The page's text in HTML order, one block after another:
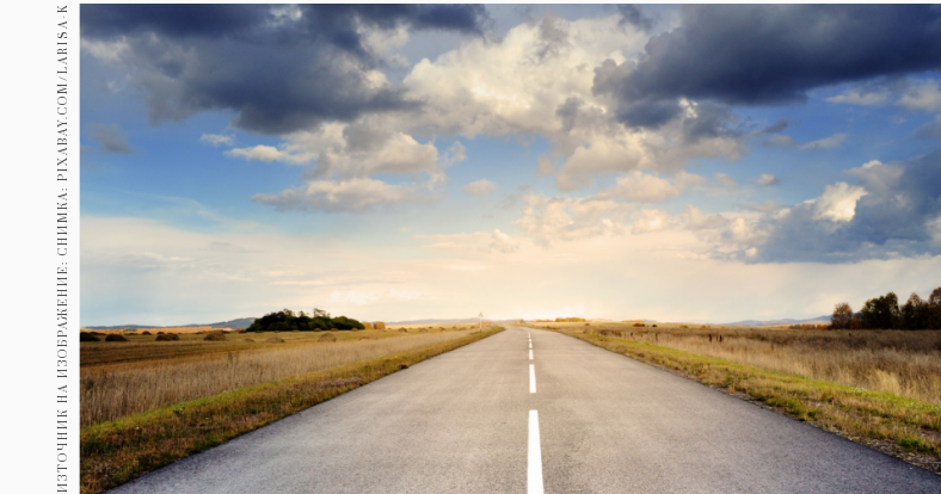
Пътувай
237
Здраве
Gentlemen
382
Wellness
ПОСЛЕДВАЙТЕ
НИ
ИЗТОЧНИК НА ИЗОБРАЖЕНИЕ: СНИМКА: PIXABAY.COM/LARISA-K